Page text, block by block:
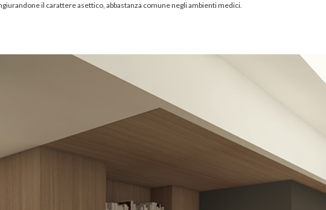
il carattere asettico, abbastanza comune negli ambienti medici.